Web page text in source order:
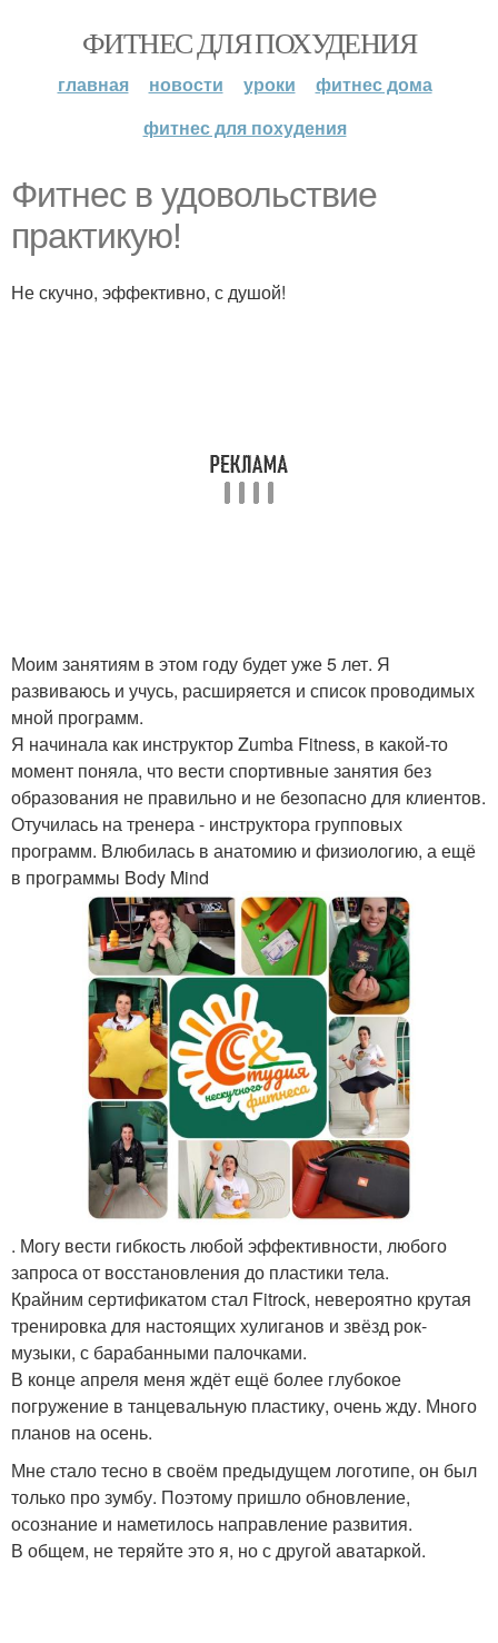
ФИТНЕС ДЛЯ ПОХУДЕНИЯ
главная новости уроки
фитнес дома
фитнес для похудения
Фитнес в удовольствие
практикую!
Не скучно, эффективно, с душой!
Моим занятиям в этом году будет уже 5 лет. Я
развиваюсь и учусь, расширяется и список проводимых
мной программ.
Я начинала как инструктор Zumba Fitness, в какой-то
момент поняла, что вести спортивные занятия без
образования не правильно и не безопасно для клиентов.
Отучилась на тренера - инструктора групповых
программ. Влюбилась в анатомию и физиологию, а ещё
в программы Body Mind
. Могу вести гибкость любой эффективности, любого
запроса от восстановления до пластики тела.
Крайним сертификатом стал Fitrock, невероятно крутая
тренировка для настоящих хулиганов и звёзд рок-
музыки, с барабанными палочками.
В конце апреля меня ждёт ещё более глубокое
погружение в танцевальную пластику, очень жду. Много
планов на осень.
Мне стало тесно в своём предыдущем логотипе, он был
только про зумбу. Поэтому пришло обновление,
осознание и наметилось направление развития.
В общем, не теряйте это я, но с другой аватаркой.